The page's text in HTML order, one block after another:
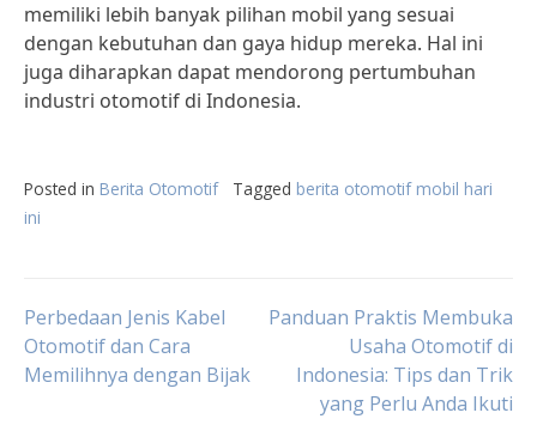
memiliki lebih banyak pilihan mobil yang sesuai
dengan kebutuhan dan gaya hidup mereka. Hal ini
juga diharapkan dapat mendorong pertumbuhan
industri otomotif di Indonesia.
Posted in Berita Otomotif Tagged berita otomotif mobil hari
ini
Post
navigation
Perbedaan Jenis Kabel
Otomotif dan Cara
Memilihnya dengan Bijak
Panduan Praktis Membuka
Usaha Otomotif di
Indonesia: Tips dan Trik
yang Perlu Anda Ikuti